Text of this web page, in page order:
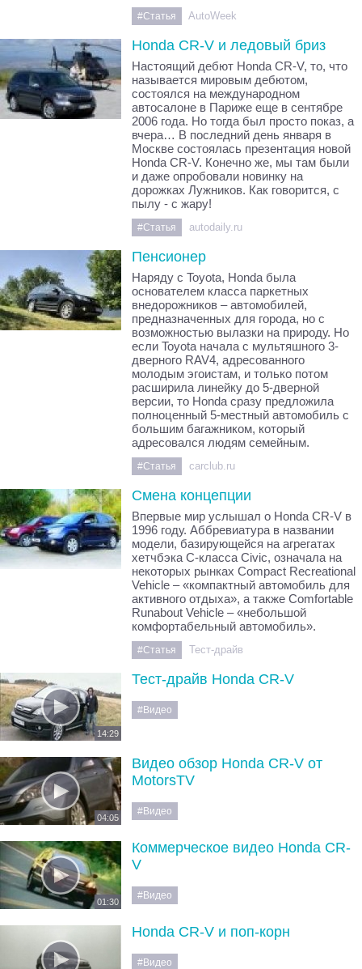
#Статья AutoWeek
Honda CR-V и ледовый бриз
Настоящий дебют Honda CR-V, то, что
называется мировым дебютом,
состоялся на международном
автосалоне в Париже еще в сентябре
2006 года. Но тогда был просто показ, а
вчера… В последний день января в
Москве состоялась презентация новой
Honda CR-V. Конечно же, мы там были
и даже опробовали новинку на
дорожках Лужников. Как говорится, с
пылу - с жару!
#Статья autodaily.ru
Пенсионер
Наряду с Toyota, Honda была
основателем класса паркетных
внедорожников – автомобилей,
предназначенных для города, но с
возможностью вылазки на природу. Но
если Toyota начала с мультяшного 3-
дверного RAV4, адресованного
молодым эгоистам, и только потом
расширила линейку до 5-дверной
версии, то Honda сразу предложила
полноценный 5-местный автомобиль с
большим багажником, который
адресовался людям семейным.
#Статья carclub.ru
Смена концепции
Впервые мир услышал о Honda CR-V в
1996 году. Аббревиатура в названии
модели, базирующейся на агрегатах
хетчбэка С-класса Civic, означала на
некоторых рынках Compact Recreational
Vehicle – «компактный автомобиль для
активного отдыха», а также Comfortable
Runabout Vehicle – «небольшой
комфортабельный автомобиль».
#Статья Тест-драйв
14:29
Тест-драйв Honda CR-V
#Видео
04:05
Видео обзор Honda CR-V от
MotorsTV
#Видео
01:30
Коммерческое видео Honda CR-
V
#Видео
Honda CR-V и поп-корн
#Видео